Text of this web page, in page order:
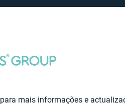
mais informações e